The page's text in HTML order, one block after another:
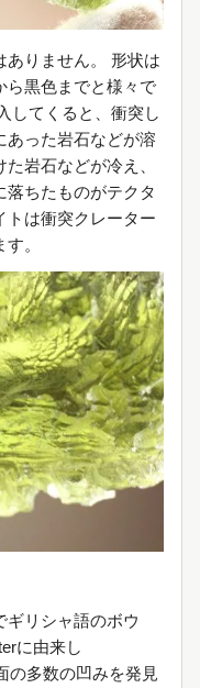
ありません。 形状は
ら黒色までと様々で
してくると、衝突し
あった岩石などが溶
岩石などが冷え、
落ちたものがテクタ
トは衝突クレーター
。
ギリシャ語のボウ
に由来し
の多数の凹みを発見